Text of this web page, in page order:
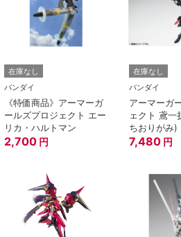
在庫なし
バンダイ
《特価商品》アーマーガ
ールズプロジェクト エー
リカ・ハルトマン
2,700 円
在庫なし
バンダイ
アーマーガ
ェクト 鳶一
ちおりがみ)
7,480 円